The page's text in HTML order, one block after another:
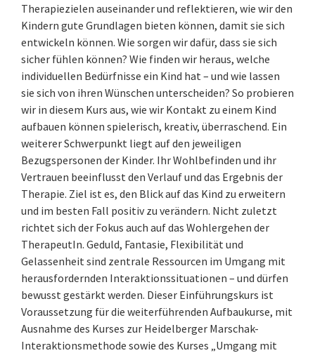
Therapiezielen auseinander und reflektieren, wie wir den
Kindern gute Grundlagen bieten können, damit sie sich
entwickeln können. Wie sorgen wir dafür, dass sie sich
sicher fühlen können? Wie finden wir heraus, welche
individuellen Bedürfnisse ein Kind hat – und wie lassen
sie sich von ihren Wünschen unterscheiden? So probieren
wir in diesem Kurs aus, wie wir Kontakt zu einem Kind
aufbauen können spielerisch, kreativ, überraschend. Ein
weiterer Schwerpunkt liegt auf den jeweiligen
Bezugspersonen der Kinder. Ihr Wohlbefinden und ihr
Vertrauen beeinflusst den Verlauf und das Ergebnis der
Therapie. Ziel ist es, den Blick auf das Kind zu erweitern
und im besten Fall positiv zu verändern. Nicht zuletzt
richtet sich der Fokus auch auf das Wohlergehen der
TherapeutIn. Geduld, Fantasie, Flexibilität und
Gelassenheit sind zentrale Ressourcen im Umgang mit
herausfordernden Interaktionssituationen – und dürfen
bewusst gestärkt werden. Dieser Einführungskurs ist
Voraussetzung für die weiterführenden Aufbaukurse, mit
Ausnahme des Kurses zur Heidelberger Marschak-
Interaktionsmethode sowie des Kurses „Umgang mit